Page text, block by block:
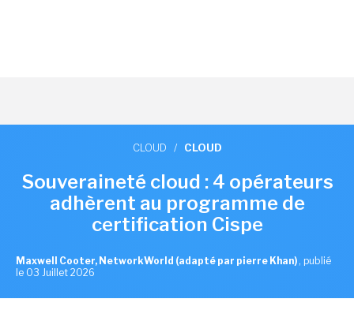
CLOUD / CLOUD
Souveraineté cloud : 4 opérateurs
adhèrent au programme de
certification Cispe
Maxwell Cooter, NetworkWorld (adapté par pierre Khan) , publié
le 03 Juillet 2026